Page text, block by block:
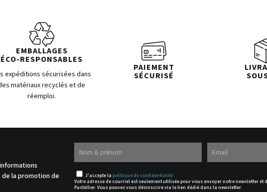
EMBALLAGES
ÉCO-RESPONSABLES
expéditions sécurisées dans
matériaux recyclés et de
réemploi.
PAIEMENT
SÉCURISÉ
la promotion de
J'accepte la politique de confidentialité
Votre adresse de courriel est seulement utilisée pour vous envoyer notre newsletter
Pastellier. Vous pouvez vous désinscrire via le lien dédié dans la newsletter.